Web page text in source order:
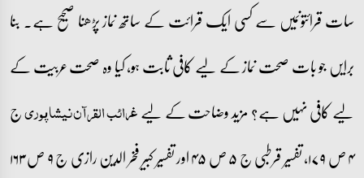
سات قرائتوںمیں سے کسی ایک قرائت کے ساتھ نماز پڑھنا صحیح ہے۔ بنا
برایں جو بات صحت نماز کے لیے کافی ثابت ہو، کیا وہ صحت عربیت کے
لیے کافی نہیں ہے؟ مزید وضاحت کے لیےغرائب القرآن نیشاپوریج
۴ ص ۱۷۹، تفسیر قرطبی ج ۵ ص ۴۵ اور تفسیر کبیر فخر الدین رازی ج ۹ ص ۱۶۳